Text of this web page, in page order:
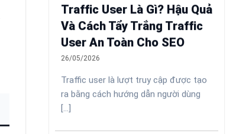
Traffic User Là Gì? Hậu Quả
Và Cách Tẩy Trắng Traffic
User An Toàn Cho SEO
26/05/2026
Traffic user là lượt truy cập được tạo
ra bằng cách hướng dẫn người dùng
[...]